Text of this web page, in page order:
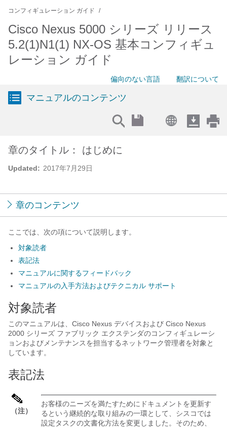
コンフィギュレーション ガイド
Cisco Nexus 5000 シリーズ リリース
5.2(1)N1(1) NX-OS 基本コンフィギュ
レーション ガイド
偏向のない言語 翻訳について
マニュアルのコンテンツ
Updated: 2017年7月29日
章のタイトル： はじめに
章のコンテンツ
ここでは、次の項について説明します。
対象読者
表記法
マニュアルに関するフィードバック
マニュアルの入手方法およびテクニカル サポート
対象読者
このマニュアルは、 Cisco Nexus デバイスおよび Cisco Nexus
2000 シリーズ ファブリック エクステンダのコンフィギュレーシ
ョンおよびメンテナンスを担当するネットワーク管理者を対象と
しています。
表記法
（注）
お客様のニーズを満たすためにドキュメントを更新す
るという継続的な取り組みの一環として、シスコでは
設定タスクの文書化方法を変更しました。そのため、